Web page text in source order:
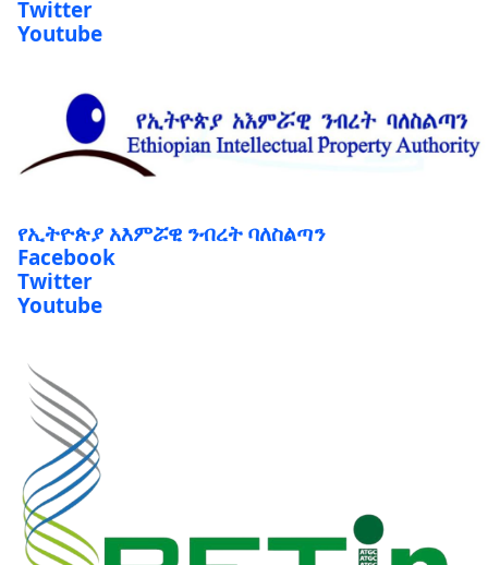
Twitter
Youtube
የኢትዮጵያ አእምሯዊ ንብረት ባለስልጣን
Facebook
Twitter
Youtube